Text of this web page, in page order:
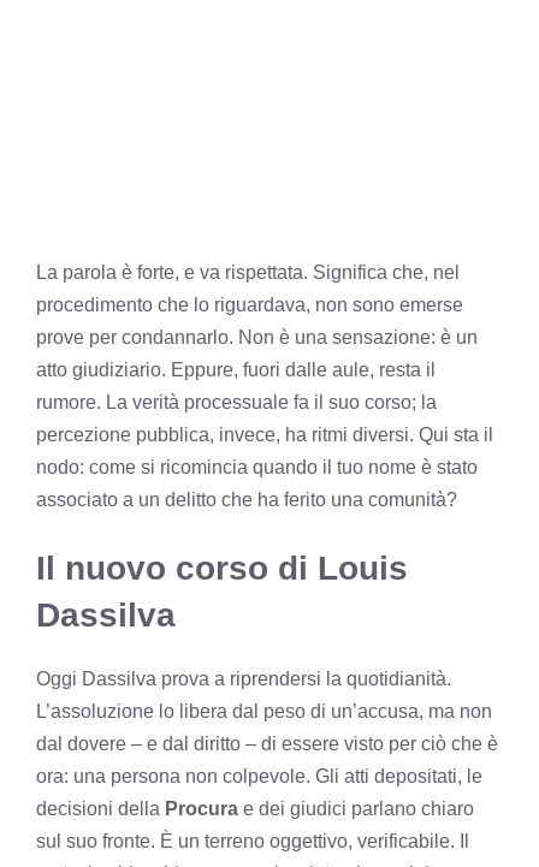
La parola è forte, e va rispettata. Significa che, nel
procedimento che lo riguardava, non sono emerse
prove per condannarlo. Non è una sensazione: è un
atto giudiziario. Eppure, fuori dalle aule, resta il
rumore. La verità processuale fa il suo corso; la
percezione pubblica, invece, ha ritmi diversi. Qui sta il
nodo: come si ricomincia quando il tuo nome è stato
associato a un delitto che ha ferito una comunità?
Il nuovo corso di Louis
Dassilva
Oggi Dassilva prova a riprendersi la quotidianità.
L’assoluzione lo libera dal peso di un’accusa, ma non
dal dovere – e dal diritto – di essere visto per ciò che è
ora: una persona non colpevole. Gli atti depositati, le
decisioni della Procura e dei giudici parlano chiaro
sul suo fronte. È un terreno oggettivo, verificabile. Il